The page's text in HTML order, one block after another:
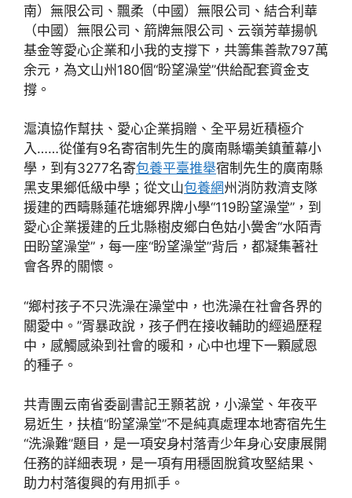
南）無限公司、飄柔（中國）無限公司、結合利華
（中國）無限公司、箭牌無限公司、云嶺芳華揚帆
基金等愛心企業和小我的支撐下，共籌集善款797萬
余元，為文山州180個“盼望澡堂”供給配套資金支
撐。
滬滇協作幫扶、愛心企業捐贈、全平易近積極介
入……從僅有9名寄宿制先生的廣南縣壩美鎮董幕小
學，到有3277名寄包養平臺推舉宿制先生的廣南縣
黑支果鄉低級中學；從文山包養網州消防救濟支隊
援建的西疇縣蓮花塘鄉界牌小學“119盼望澡堂”，到
愛心企業援建的丘北縣樹皮鄉白色姑小黌舍“水陌青
田盼望澡堂”，每一座“盼望澡堂”背后，都凝集著社
會各界的關懷。
“鄉村孩子不只洗澡在澡堂中，也洗澡在社會各界的
關愛中。”胥暴政說，孩子們在接收輔助的經過歷程
中，感觸感染到社會的暖和，心中也埋下一顆感恩
的種子。
共青團云南省委副書記王顥茗說，小澡堂、年夜平
易近生，扶植“盼望澡堂”不是純真處理本地寄宿先生
“洗澡難”題目，是一項安身村落青少年身心安康展開
任務的詳細表現，是一項有用穩固脫貧攻堅結果、
助力村落復興的有用抓手。